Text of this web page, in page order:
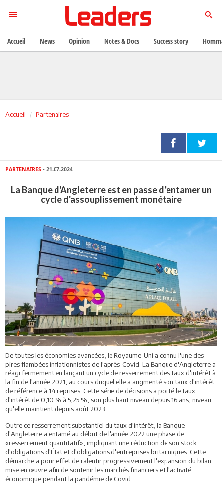
Accueil Partenaires
PARTENAIRES - 21.07.2024
La Banque d'Angleterre est en passe d’entamer un
cycle d'assouplissement monétaire
De toutes les économies avancées, le Royaume-Uni a connu l'une des
pires flambées inflationnistes de l'après-Covid. La Banque d'Angleterre a
réagi fermement en lançant un cycle de resserrement des taux d'intérêt à
la fin de l'année 2021, au cours duquel elle a augmenté son taux d'intérêt
de référence à 14 reprises. Cette série de décisions a porté le taux
d'intérêt de 0,10 % à 5,25 %, son plus haut niveau depuis 16 ans, niveau
qu'elle maintient depuis août 2023.
Outre ce resserrement substantiel du taux d'intérêt, la Banque
d'Angleterre a entamé au début de l'année 2022 une phase de
«resserrement quantitatif», impliquant une réduction de son stock
d'obligations d'État et d'obligations d'entreprises britanniques. Cette
démarche a pour effet de ralentir progressivement l'expansion du bilan
mise en œuvre afin de soutenir les marchés financiers et l'activité
économique pendant la pandémie de Covid.
Accueil News Opinion Notes & Docs Success story